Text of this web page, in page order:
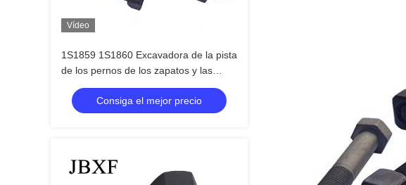
Vídeo
1S1859 1S1860 Excavadora de la pista
de los pernos de los zapatos y las
tuercas de 19 mm para Caterpillar CAT
225BLCConsiga el mejor precio